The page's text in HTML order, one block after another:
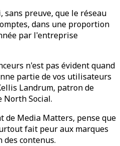
sans preuve, que le réseau
dans une proportion
par l'entreprise
n'est pas évident quand
partie de vos utilisateurs
Landrum, patron de
North Social.
de Media Matters, pense que
fait peur aux marques
contenus.